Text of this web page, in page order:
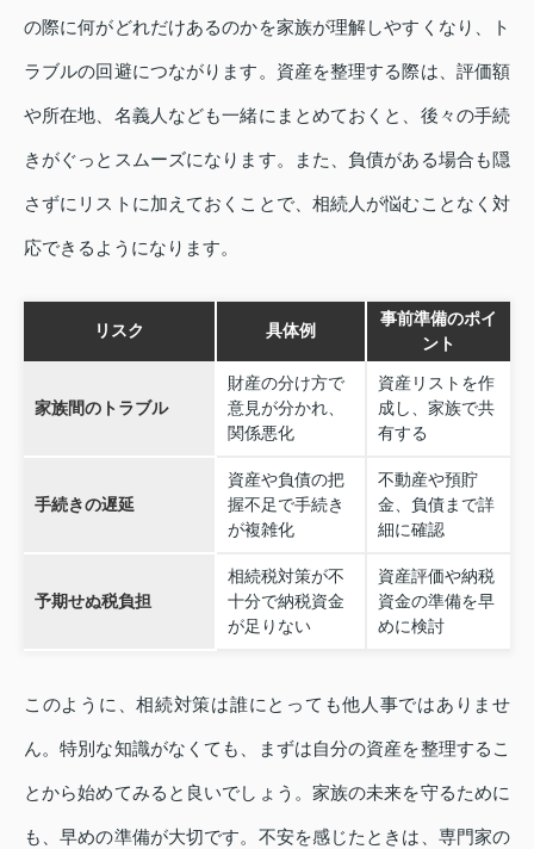
の際に何がどれだけあるのかを家族が理解しやすくなり、ト
ラブルの回避につながります。資産を整理する際は、評価額
や所在地、名義人なども一緒にまとめておくと、後々の手続
きがぐっとスムーズになります。また、負債がある場合も隠
さずにリストに加えておくことで、相続人が悩むことなく対
応できるようになります。
リスク 具体例
事前準備のポイ
ント
家族間のトラブル
財産の分け方で
意見が分かれ、
関係悪化
資産リストを作
成し、家族で共
有する
手続きの遅延
資産や負債の把
握不足で手続き
が複雑化
不動産や預貯
金、負債まで詳
細に確認
予期せぬ税負担
相続税対策が不
十分で納税資金
が足りない
資産評価や納税
資金の準備を早
めに検討
このように、相続対策は誰にとっても他人事ではありませ
ん。特別な知識がなくても、まずは自分の資産を整理するこ
とから始めてみると良いでしょう。家族の未来を守るために
も、早めの準備が大切です。不安を感じたときは、専門家の